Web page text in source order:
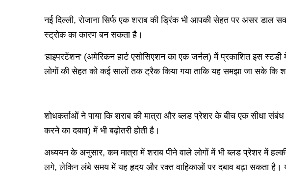
नई दिल्ली, रोजाना सिर्फ एक शराब की ड्रिंक भी आपकी सेहत पर असर
स्ट्रोक का कारण बन सकता है।
'हाइपरटेंशन' (अमेरिकन हार्ट एसोसिएशन का एक जर्नल) में प्रकाशित इस
लोगों की सेहत को कई सालों तक ट्रैक किया गया ताकि यह समझा जा सके कि
शोधकर्ताओं ने पाया कि शराब की मात्रा और ब्लड प्रेशर के बीच एक सीधा
करने का दबाव) में भी बढ़ोतरी होती है।
अध्ययन के अनुसार, कम मात्रा में शराब पीने वाले लोगों में भी ब्लड प्रेशर में
लगे, लेकिन लंबे समय में यह हृदय और रक्त वाहिकाओं पर दबाव बढ़ा सकता है।